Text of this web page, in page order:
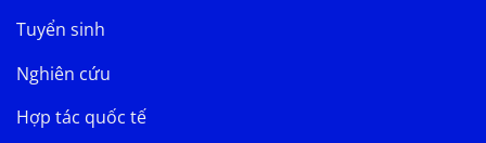
Tuyển sinh
Nghiên cứu
Hợp tác quốc tế